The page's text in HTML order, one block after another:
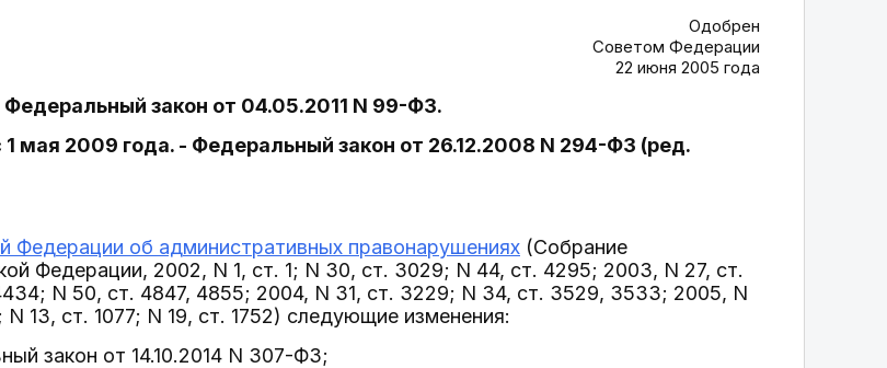
Одобрен
Советом Федерации
22 июня 2005 года
Федеральный закон от 04.05.2011 N 99-ФЗ.
1 мая 2009 года. - Федеральный закон от 26.12.2008 N 294-ФЗ (ред.
Федерации об административных правонарушениях (Собрание
Федерации, 2002, N 1, ст. 1; N 30, ст. 3029; N 44, ст. 4295; 2003, N 27, ст.
N 50, ст. 4847, 4855; 2004, N 31, ст. 3229; N 34, ст. 3529, 3533; 2005, N
N 13, ст. 1077; N 19, ст. 1752) следующие изменения:
закон от 14.10.2014 N 307-ФЗ;